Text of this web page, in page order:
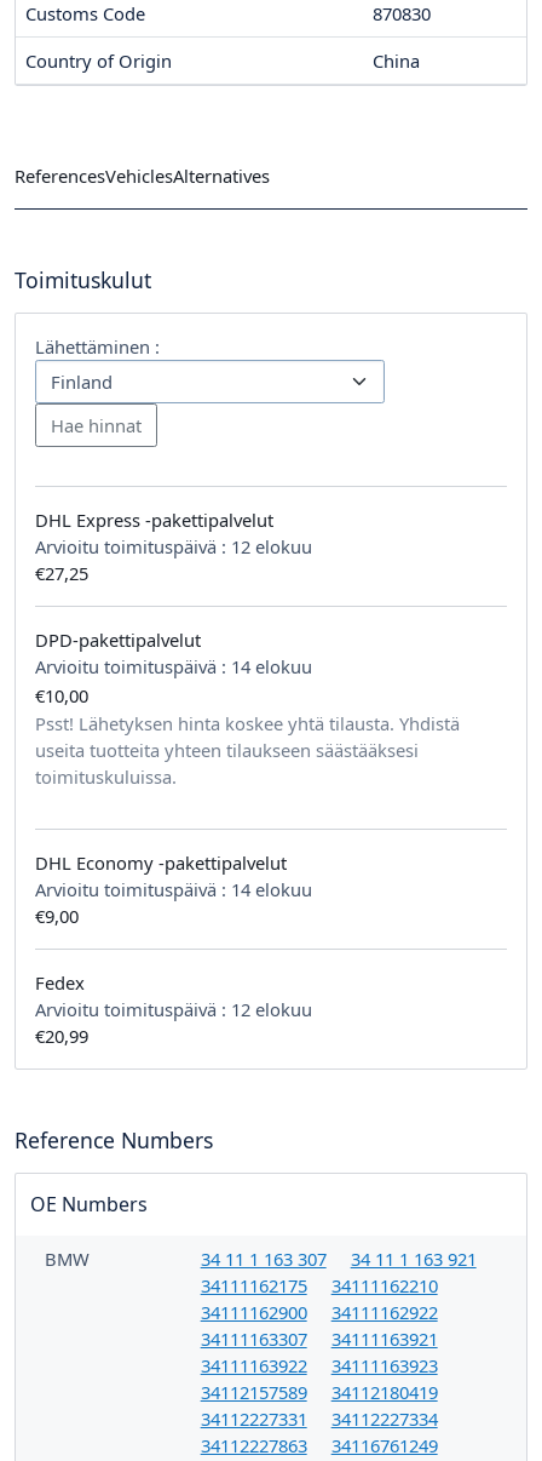
Customs Code
870830
Country of Origin
China
ReferencesVehiclesAlternatives
Toimituskulut
Lähettäminen :
DHL Express -pakettipalvelut
Arvioitu toimituspäivä : 12 elokuu
€27,25
DPD-pakettipalvelut
Arvioitu toimituspäivä : 14 elokuu
€10,00
Psst! Lähetyksen hinta koskee yhtä tilausta. Yhdistä
useita tuotteita yhteen tilaukseen säästääksesi
toimituskuluissa.
DHL Economy -pakettipalvelut
Arvioitu toimituspäivä : 14 elokuu
€9,00
Fedex
Arvioitu toimituspäivä : 12 elokuu
€20,99
Reference Numbers
OE Numbers
BMW 34 11 1 163 307
34 11 1 163 921
34111162175
34111162210
34111162900
34111162922
34111163307
34111163921
34111163922
34111163923
34112157589
34112180419
34112227331
34112227334
34112227863
34116761249